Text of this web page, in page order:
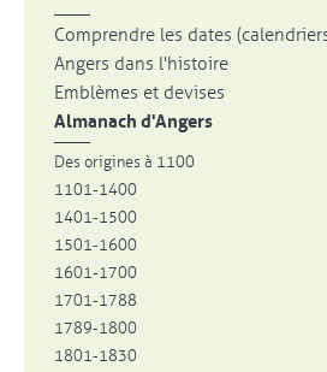
Comprendre les dates
Angers dans l'histoire
Emblèmes et devises
Almanach d'Angers
Des origines à 1100
1101-1400
1401-1500
1501-1600
1601-1700
1701-1788
1789-1800
1801-1830